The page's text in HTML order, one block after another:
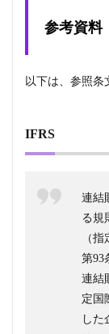
参考資料
以下は、参照条
IFRS
連結
る規
（
第93
連結
定国
した